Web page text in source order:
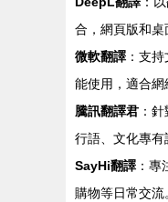
合，網頁版和桌
微軟翻譯 ：支
能使用，適合網
騰訊翻譯君 ：
行語、文化專有
SayHi翻譯 ：
購物等日常交流